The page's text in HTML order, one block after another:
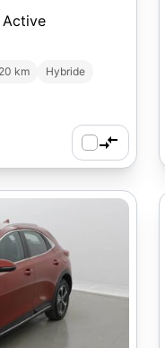
Active
km
Hybride